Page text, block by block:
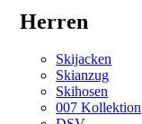
Herren
Skijacken
Skianzug
Skihosen
007 Kollektion